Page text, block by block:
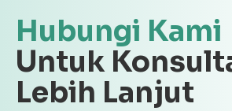
Hubungi Kami
Untuk
Lebih Lanjut